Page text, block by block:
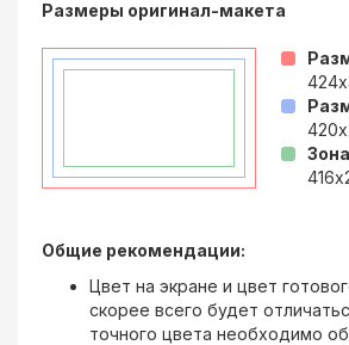
Размеры оригинал-макета
Общие рекомендации:
Цвет на экране и цвет
скорее всего будет
точного цвета необходимо